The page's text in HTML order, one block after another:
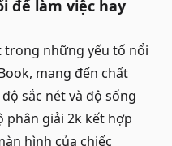
để làm việc hay
trong những yếu tố nổi
, mang đến chất
sắc nét và độ sống
phân giải 2k kết hợp
hình của chiếc